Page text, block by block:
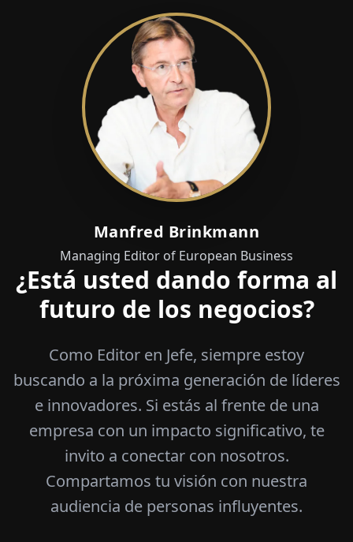
Manfred Brinkmann
Managing Editor of European Business
¿Está usted dando forma al
futuro de los negocios?
Como Editor en Jefe, siempre estoy
buscando a la próxima generación de líderes
e innovadores. Si estás al frente de una
empresa con un impacto significativo, te
invito a conectar con nosotros.
Compartamos tu visión con nuestra
audiencia de personas influyentes.